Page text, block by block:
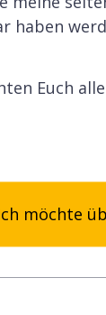
haben
Euch
möchte